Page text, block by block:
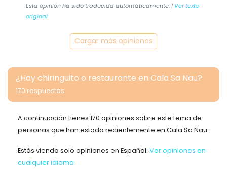
Esta opinión ha sido traducida automáticamente. | Ver texto
original
Cargar más opiniones
¿Hay chiringuito o restaurante en Cala Sa Nau?
170 respuestas
A continuación tienes 170 opiniones sobre este tema de
personas que han estado recientemente en Cala Sa Nau.
Estás viendo solo opiniones en Español. Ver opiniones en
cualquier idioma